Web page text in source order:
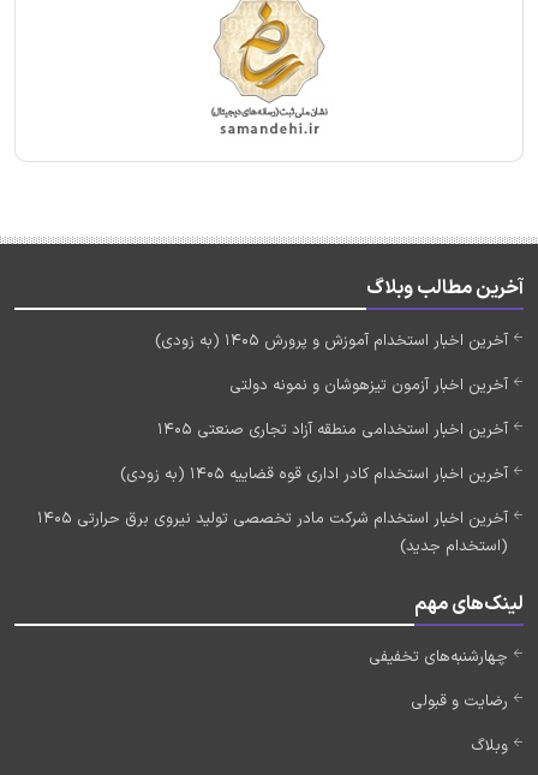
آخرین مطالب وبلاگ
آخرین اخبار استخدام آموزش و پرورش 1405 (به زودی)
آخرین اخبار آزمون تیزهوشان و نمونه دولتی
آخرین اخبار استخدامی منطقه آزاد تجاری صنعتی 1405
آخرین اخبار استخدام کادر اداری قوه قضاییه 1405 (به زودی)
آخرین اخبار استخدام شرکت مادر تخصصی تولید نیروی برق حرارتی 1405
(استخدام جدید)
لینک‌های مهم
چهارشنبه‌های تخفیفی
رضایت و قبولی
وبلاگ